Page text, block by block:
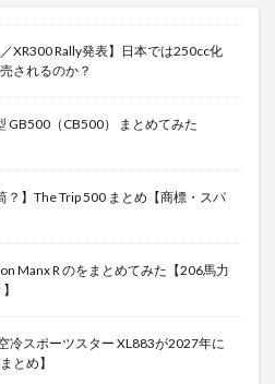
XR300 Rally発表】日本では250cc化
されるのか？
GB500（CB500） まとめてみた
？】The Trip 500 まとめ【商標・スパ
Manx R のをまとめてみた【206馬力
冷スポーツスター XL883が2027年に
とめ】